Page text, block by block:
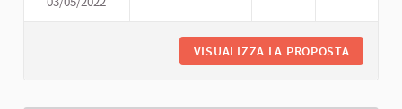
VISUALIZZA LA PROPOSTA